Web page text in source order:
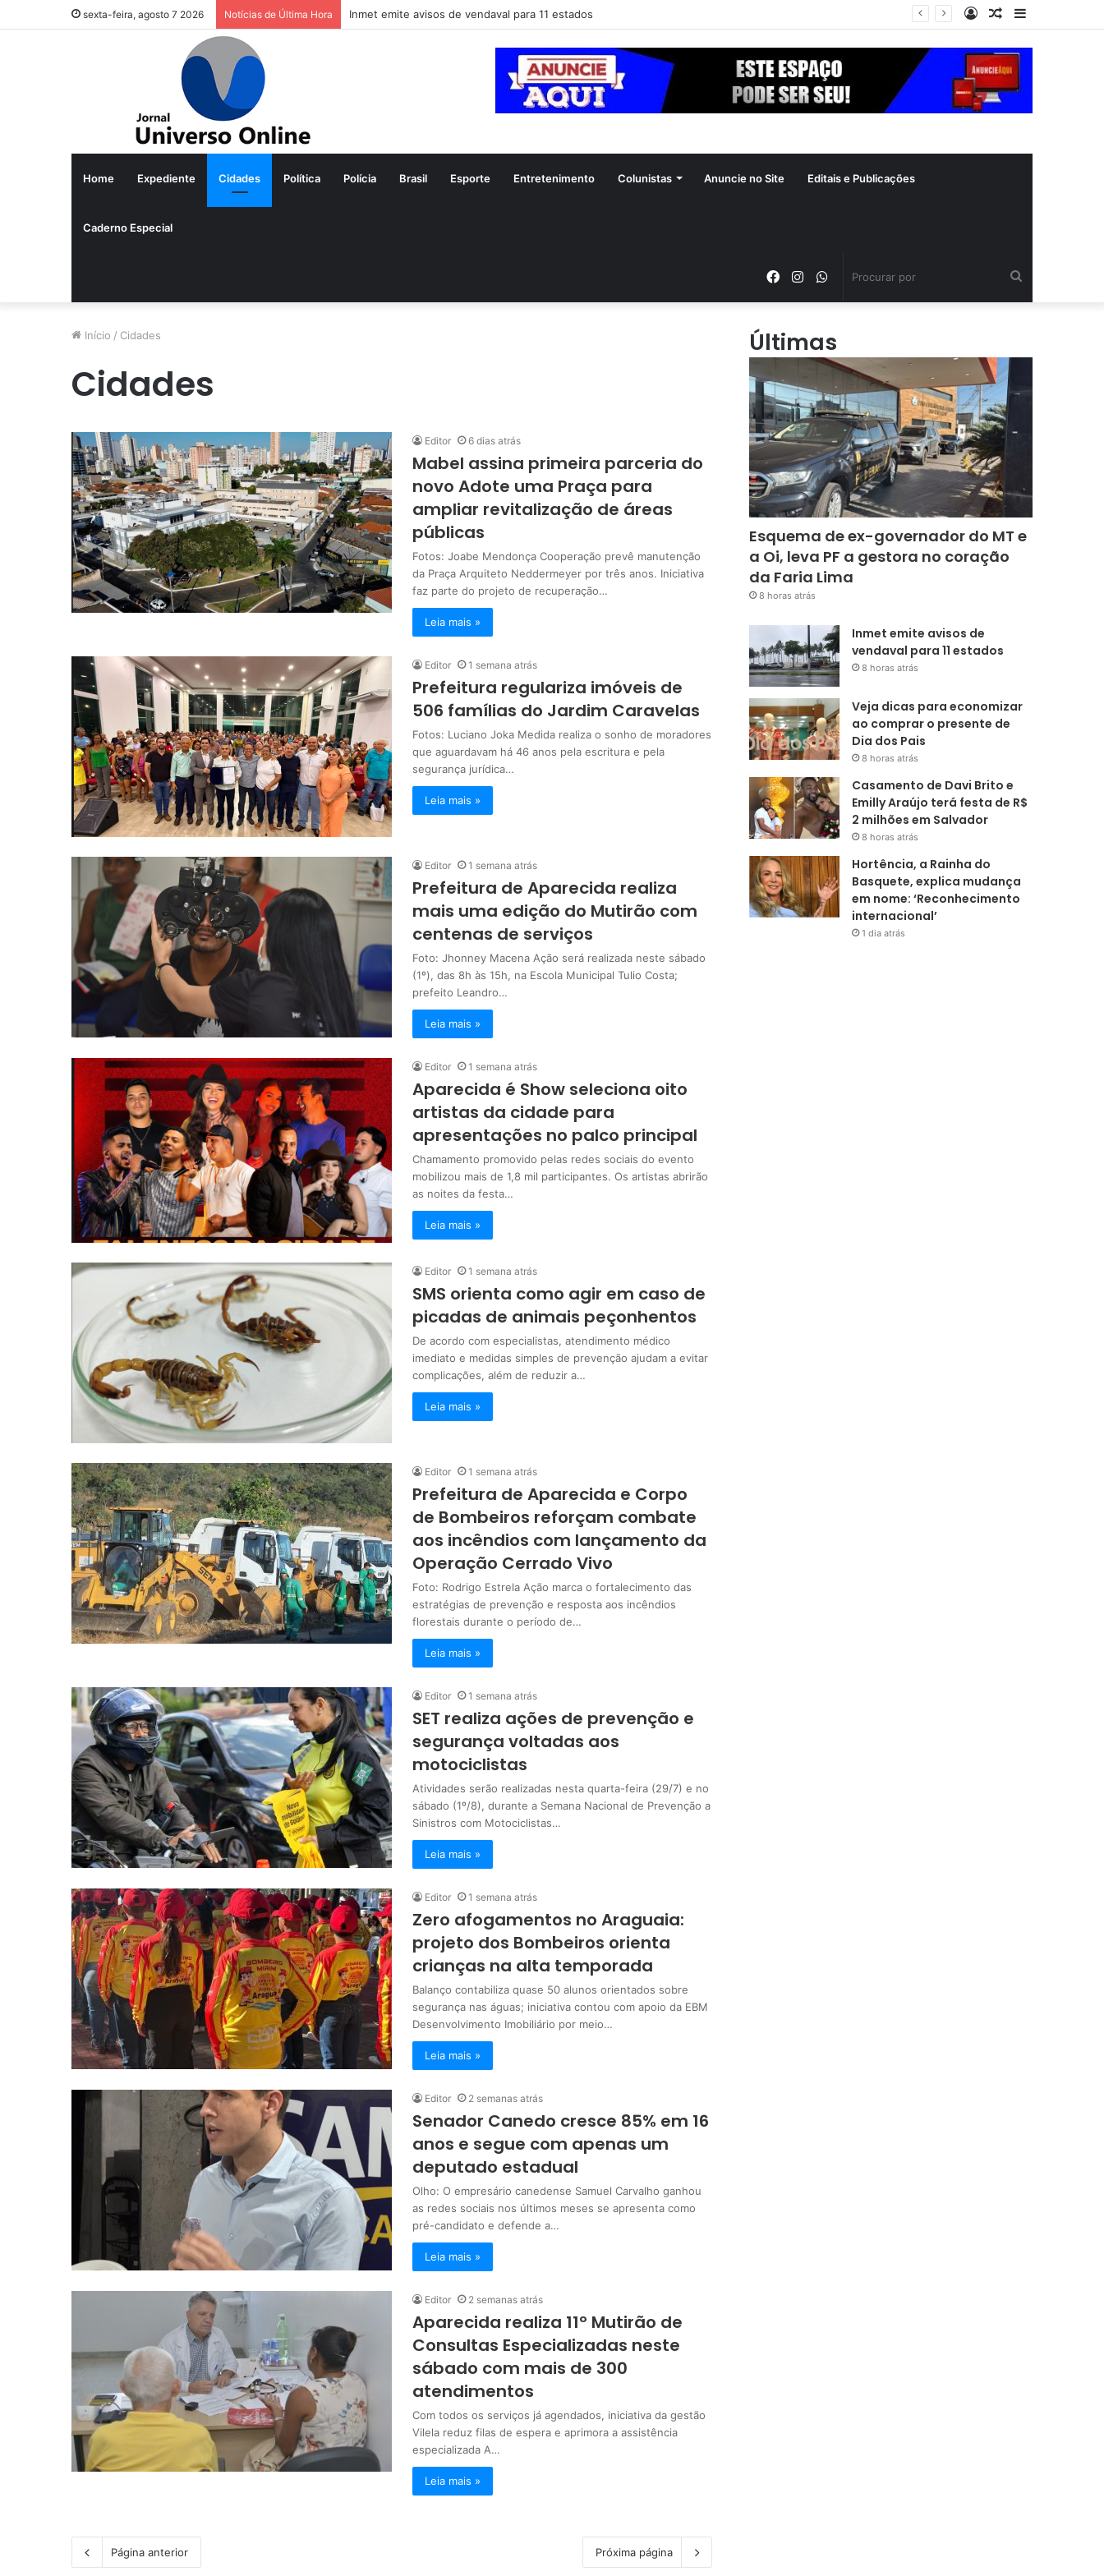
sexta-feira, agosto 7 2026 Notícias de Última Hora Inmet emite avisos de vendaval para 11 estados
Barra
Artigo
Entrar
Home Expediente Cidades Política Polícia Brasil Esporte Entretenimento Colunistas Anuncie no Site Editais e Publicações
Caderno Especial
WhatsApp
Instagram
Facebook
Início / Cidades
Cidades
Editor 6 dias atrás
Mabel assina primeira parceria do
novo Adote uma Praça para
ampliar revitalização de áreas
públicas
Fotos: Joabe Mendonça Cooperação prevê manutenção
da Praça Arquiteto Neddermeyer por três anos. Iniciativa
faz parte do projeto de recuperação…
Leia mais »
Editor 1 semana atrás
Prefeitura regulariza imóveis de
506 famílias do Jardim Caravelas
Fotos: Luciano Joka Medida realiza o sonho de moradores
que aguardavam há 46 anos pela escritura e pela
segurança jurídica…
Leia mais »
Editor 1 semana atrás
Prefeitura de Aparecida realiza
mais uma edição do Mutirão com
centenas de serviços
Foto: Jhonney Macena Ação será realizada neste sábado
(1º), das 8h às 15h, na Escola Municipal Tulio Costa;
prefeito Leandro…
Leia mais »
Editor 1 semana atrás
Aparecida é Show seleciona oito
artistas da cidade para
apresentações no palco principal
Chamamento promovido pelas redes sociais do evento
mobilizou mais de 1,8 mil participantes. Os artistas abrirão
as noites da festa…
Leia mais »
Editor 1 semana atrás
SMS orienta como agir em caso de
picadas de animais peçonhentos
De acordo com especialistas, atendimento médico
imediato e medidas simples de prevenção ajudam a evitar
complicações, além de reduzir a…
Leia mais »
Editor 1 semana atrás
Prefeitura de Aparecida e Corpo
de Bombeiros reforçam combate
aos incêndios com lançamento da
Operação Cerrado Vivo
Foto: Rodrigo Estrela Ação marca o fortalecimento das
estratégias de prevenção e resposta aos incêndios
florestais durante o período de…
Leia mais »
Editor 1 semana atrás
SET realiza ações de prevenção e
segurança voltadas aos
motociclistas
Atividades serão realizadas nesta quarta-feira (29/7) e no
sábado (1º/8), durante a Semana Nacional de Prevenção a
Sinistros com Motociclistas…
Leia mais »
Editor 1 semana atrás
Zero afogamentos no Araguaia:
projeto dos Bombeiros orienta
crianças na alta temporada
Balanço contabiliza quase 50 alunos orientados sobre
segurança nas águas; iniciativa contou com apoio da EBM
Desenvolvimento Imobiliário por meio…
Leia mais »
Editor 2 semanas atrás
Senador Canedo cresce 85% em 16
anos e segue com apenas um
deputado estadual
Olho: O empresário canedense Samuel Carvalho ganhou
as redes sociais nos últimos meses se apresenta como
pré-candidato e defende a…
Leia mais »
Editor 2 semanas atrás
Aparecida realiza 11º Mutirão de
Consultas Especializadas neste
sábado com mais de 300
atendimentos
Com todos os serviços já agendados, iniciativa da gestão
Vilela reduz filas de espera e aprimora a assistência
especializada A…
Leia mais »
Página anterior Próxima página
Últimas
Esquema de ex-governador do MT e
a Oi, leva PF a gestora no coração
da Faria Lima
8 horas atrás
Inmet emite avisos de
vendaval para 11 estados
8 horas atrás
Veja dicas para economizar
ao comprar o presente de
Dia dos Pais
8 horas atrás
Casamento de Davi Brito e
Emilly Araújo terá festa de R$
2 milhões em Salvador
8 horas atrás
Hortência, a Rainha do
Basquete, explica mudança
em nome: ‘Reconhecimento
internacional’
1 dia atrás